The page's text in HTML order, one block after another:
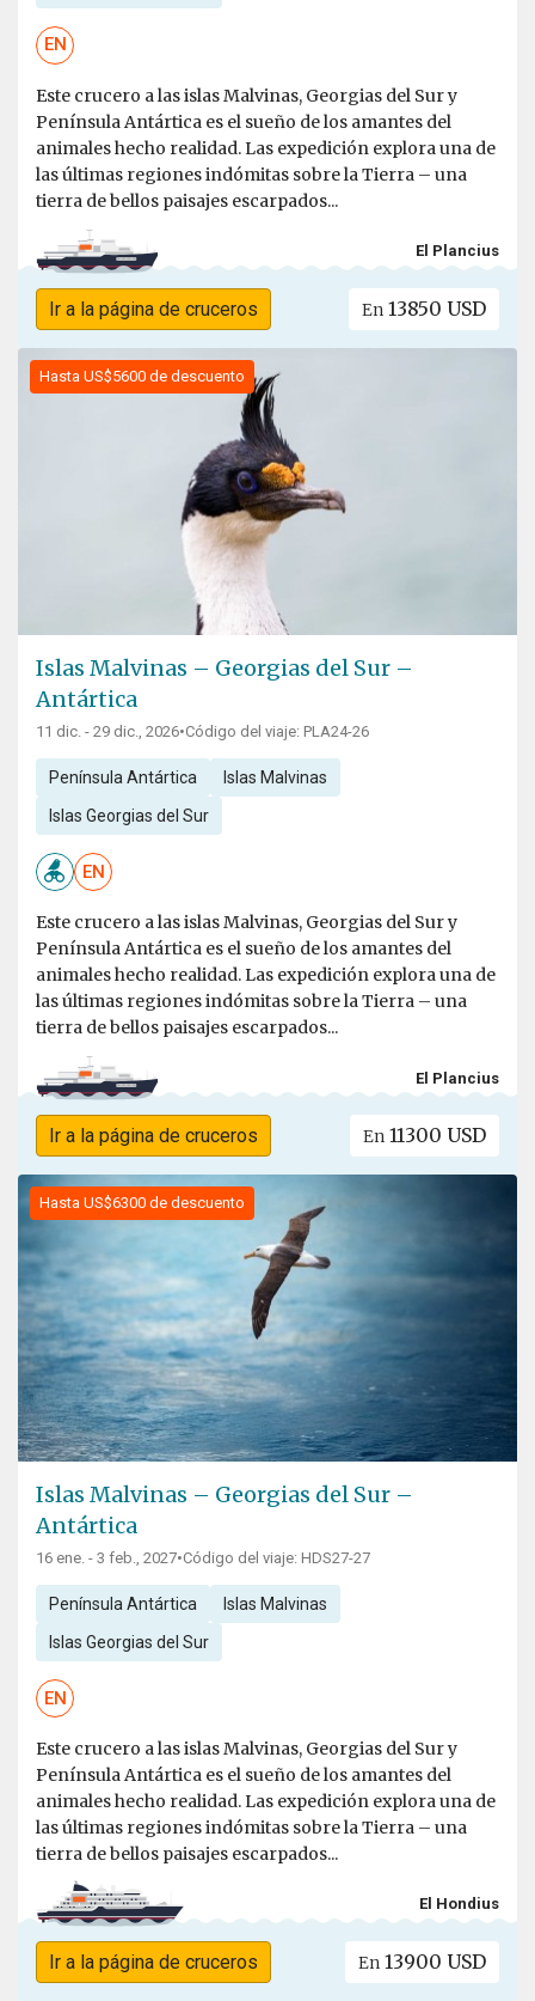
EN
Este crucero a las islas Malvinas, Georgias del Sur y
Península Antártica es el sueño de los amantes del
animales hecho realidad. Las expedición explora una de
las últimas regiones indómitas sobre la Tierra – una
tierra de bellos paisajes escarpados...
El Plancius
Ir a la página de cruceros En 13850 USD
Hasta US$5600 de descuento
Islas Malvinas – Georgias del Sur –
Antártica
11 dic. - 29 dic., 2026•Código del viaje: PLA24-26
Península Antártica Islas Malvinas
Islas Georgias del Sur
EN
Este crucero a las islas Malvinas, Georgias del Sur y
Península Antártica es el sueño de los amantes del
animales hecho realidad. Las expedición explora una de
las últimas regiones indómitas sobre la Tierra – una
tierra de bellos paisajes escarpados...
El Plancius
Ir a la página de cruceros En 11300 USD
Hasta US$6300 de descuento
Islas Malvinas – Georgias del Sur –
Antártica
16 ene. - 3 feb., 2027•Código del viaje: HDS27-27
Península Antártica Islas Malvinas
Islas Georgias del Sur
EN
Este crucero a las islas Malvinas, Georgias del Sur y
Península Antártica es el sueño de los amantes del
animales hecho realidad. Las expedición explora una de
las últimas regiones indómitas sobre la Tierra – una
tierra de bellos paisajes escarpados...
El Hondius
Ir a la página de cruceros En 13900 USD